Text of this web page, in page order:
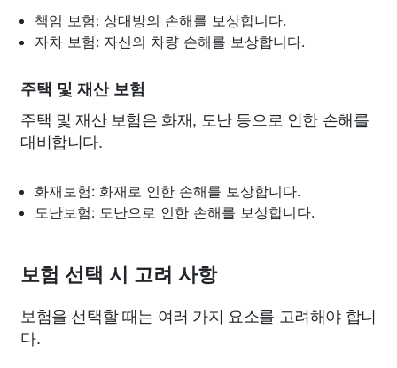
책임 보험: 상대방의 손해를 보상합니다.
자차 보험: 자신의 차량 손해를 보상합니다.
주택 및 재산 보험
주택 및 재산 보험은 화재, 도난 등으로 인한 손해를
대비합니다.
화재보험: 화재로 인한 손해를 보상합니다.
도난보험: 도난으로 인한 손해를 보상합니다.
보험 선택 시 고려 사항
보험을 선택할 때는 여러 가지 요소를 고려해야 합니
다.